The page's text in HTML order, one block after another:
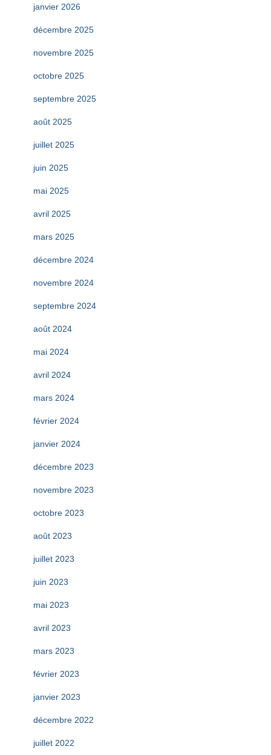
janvier 2026
décembre 2025
novembre 2025
octobre 2025
septembre 2025
août 2025
juillet 2025
juin 2025
mai 2025
avril 2025
mars 2025
décembre 2024
novembre 2024
septembre 2024
août 2024
mai 2024
avril 2024
mars 2024
février 2024
janvier 2024
décembre 2023
novembre 2023
octobre 2023
août 2023
juillet 2023
juin 2023
mai 2023
avril 2023
mars 2023
février 2023
janvier 2023
décembre 2022
juillet 2022